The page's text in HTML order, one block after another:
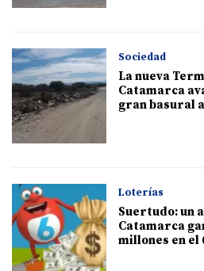
Sociedad
La nueva
Catamarca
gran basural
Loterías
Suertudo: un
Catamarca
millones en el